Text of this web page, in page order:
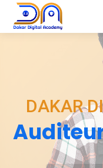
DAKAR